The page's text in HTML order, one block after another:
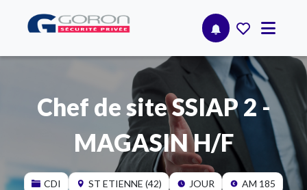
Chef de site SSIAP 2 -
MAGASIN H/F
CDI ST ETIENNE (42) JOUR AM 185